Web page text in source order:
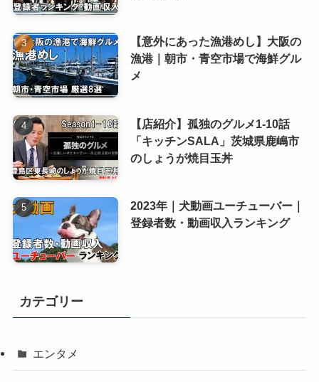
【意外にあった漁港めし】大阪の
漁港｜朝市・青空市場で海鮮グル
メ
【店紹介】孤独のグルメ1-10話
「キッチンSALA」茨城県鹿嶋市
のしょうが焼目玉丼
2023年｜犬動画ユーチューバー｜
登録者数・動画収入ランキング
カテゴリー
エンタメ